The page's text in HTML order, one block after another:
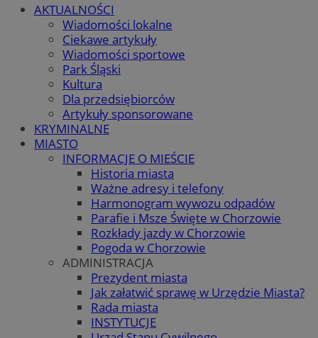
AKTUALNOŚCI
Wiadomości lokalne
Ciekawe artykuły
Wiadomości sportowe
Park Śląski
Kultura
Dla przedsiębiorców
Artykuły sponsorowane
KRYMINALNE
MIASTO
INFORMACJE O MIEŚCIE
Historia miasta
Ważne adresy i telefony
Harmonogram wywozu odpadów
Parafie i Msze Święte w Chorzowie
Rozkłady jazdy w Chorzowie
Pogoda w Chorzowie
ADMINISTRACJA
Prezydent miasta
Jak załatwić sprawę w Urzędzie Miasta?
Rada miasta
INSTYTUCJE